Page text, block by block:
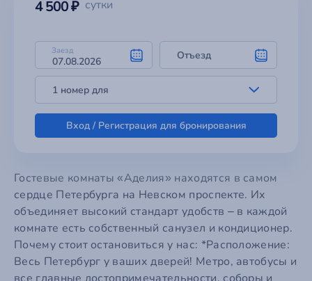
4 500 ₽ сутки
Заезд Отъезд
1 номер для
Вход / Регистрация для бронирования
Гостевые комнаты «Аделия» находятся в самом
сердце Петербурга на Невском проспекте. Их
объединяет высокий стандарт удобств – в каждой
комнате есть собственный санузел и кондиционер.
Почему стоит остановиться у нас: *Расположение:
Весь Петербург у ваших дверей! Метро, автобусы и
все главные достопримечательности, соборы и